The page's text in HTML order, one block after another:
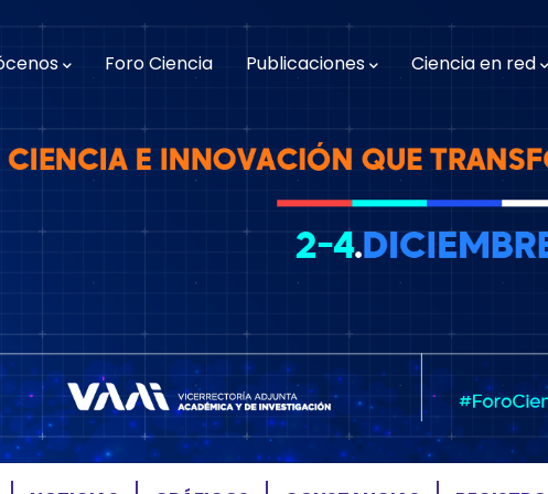
Foro Ciencia Publicaciones Ciencia en red